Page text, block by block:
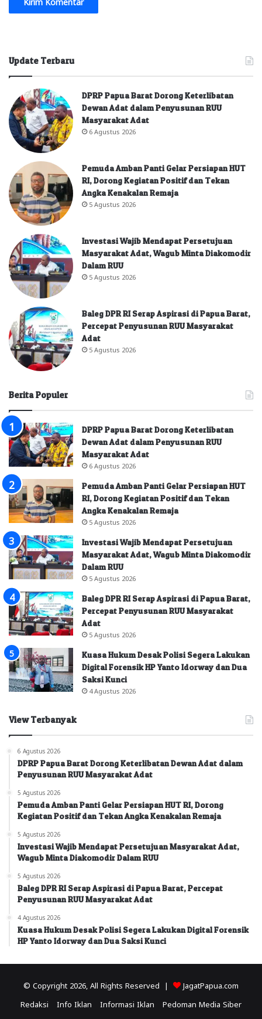
Update Terbaru
DPRP Papua Barat Dorong Keterlibatan
Dewan Adat dalam Penyusunan RUU
Masyarakat Adat
6 Agustus 2026
Pemuda Amban Panti Gelar Persiapan HUT
RI, Dorong Kegiatan Positif dan Tekan
Angka Kenakalan Remaja
5 Agustus 2026
Investasi Wajib Mendapat Persetujuan
Masyarakat Adat, Wagub Minta Diakomodir
Dalam RUU
5 Agustus 2026
Baleg DPR RI Serap Aspirasi di Papua Barat,
Percepat Penyusunan RUU Masyarakat
Adat
5 Agustus 2026
Berita Populer
DPRP Papua Barat Dorong Keterlibatan
Dewan Adat dalam Penyusunan RUU
Masyarakat Adat
6 Agustus 2026
Pemuda Amban Panti Gelar Persiapan HUT
RI, Dorong Kegiatan Positif dan Tekan
Angka Kenakalan Remaja
5 Agustus 2026
Investasi Wajib Mendapat Persetujuan
Masyarakat Adat, Wagub Minta Diakomodir
Dalam RUU
5 Agustus 2026
Baleg DPR RI Serap Aspirasi di Papua Barat,
Percepat Penyusunan RUU Masyarakat
Adat
5 Agustus 2026
Kuasa Hukum Desak Polisi Segera Lakukan
Digital Forensik HP Yanto Idorway dan Dua
Saksi Kunci
4 Agustus 2026
View Terbanyak
6 Agustus 2026
DPRP Papua Barat Dorong Keterlibatan Dewan Adat dalam
Penyusunan RUU Masyarakat Adat
5 Agustus 2026
Pemuda Amban Panti Gelar Persiapan HUT RI, Dorong
Kegiatan Positif dan Tekan Angka Kenakalan Remaja
5 Agustus 2026
Investasi Wajib Mendapat Persetujuan Masyarakat Adat,
Wagub Minta Diakomodir Dalam RUU
5 Agustus 2026
Baleg DPR RI Serap Aspirasi di Papua Barat, Percepat
Penyusunan RUU Masyarakat Adat
4 Agustus 2026
Kuasa Hukum Desak Polisi Segera Lakukan Digital Forensik
HP Yanto Idorway dan Dua Saksi Kunci
© Copyright 2026, All Rights Reserved | JagatPapua.com
Redaksi Info Iklan Informasi Iklan Pedoman Media Siber